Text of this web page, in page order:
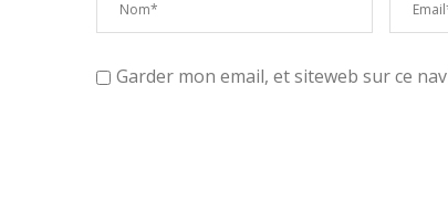
Garder mon email, et siteweb sur ce